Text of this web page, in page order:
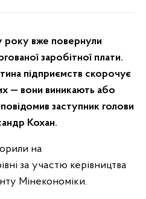
року вже повернули
заробітної плати.
підприємств скорочує
— вони виникають або
заступник голови
Кохан.
на
за участю керівництва
Мінекономіки.